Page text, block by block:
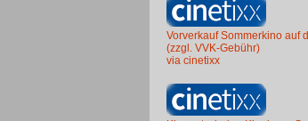
Vorverkauf Sommerkino auf
(zzgl. VVK-Gebühr)
via cinetixx